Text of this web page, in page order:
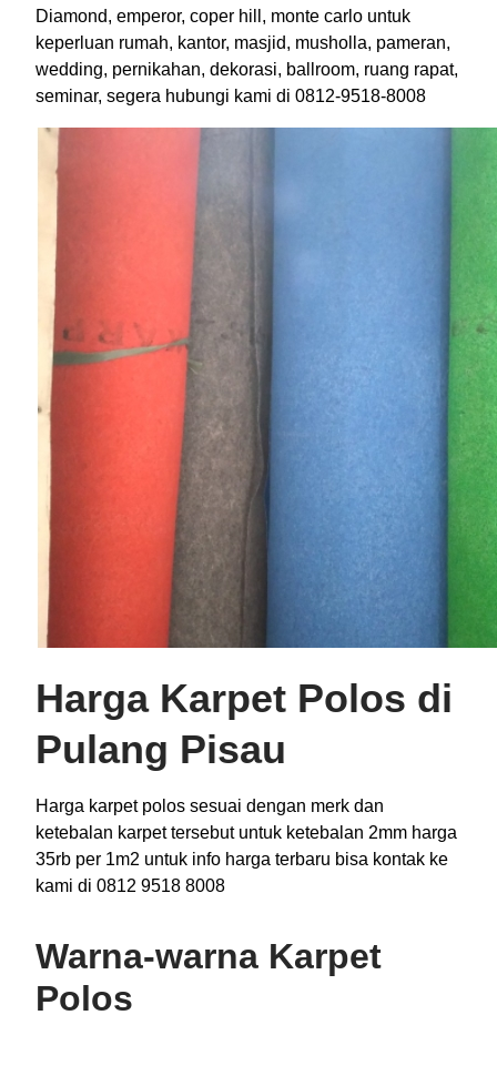
Diamond, emperor, coper hill, monte carlo untuk
keperluan rumah, kantor, masjid, musholla, pameran,
wedding, pernikahan, dekorasi, ballroom, ruang rapat,
seminar, segera hubungi kami di 0812-9518-8008
Harga Karpet Polos di
Pulang Pisau
Harga karpet polos sesuai dengan merk dan
ketebalan karpet tersebut untuk ketebalan 2mm harga
35rb per 1m2 untuk info harga terbaru bisa kontak ke
kami di 0812 9518 8008
Warna-warna Karpet
Polos